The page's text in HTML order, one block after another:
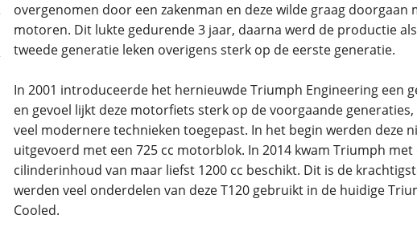
overgenomen door een zakenman en deze wilde graag
motoren. Dit lukte gedurende 3 jaar, daarna werd de productie
tweede generatie leken overigens sterk op de eerste generatie.
In 2001 introduceerde het hernieuwde Triumph Engineering een
en gevoel lijkt deze motorfiets sterk op de voorgaande
veel modernere technieken toegepast. In het begin werden deze
uitgevoerd met een 725 cc motorblok. In 2014 kwam Triumph met
cilinderinhoud van maar liefst 1200 cc beschikt. Dit is de
werden veel onderdelen van deze T120 gebruikt in de huidige